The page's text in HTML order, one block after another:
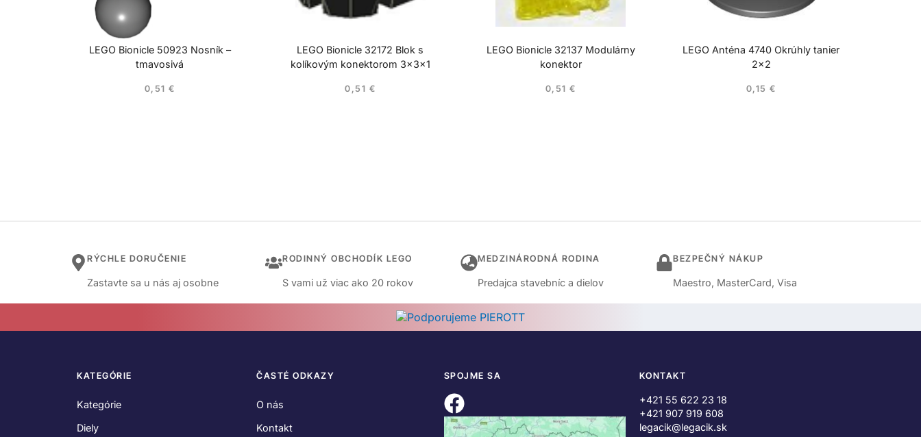
LEGO Bionicle 50923 Nosník –
tmavosivá
0,51€
LEGO Bionicle 32172 Blok s
kolíkovým konektorom 3x3x1
0,51 €
LEGO Bionicle 32137 Modulárny
konektor
0,51€
LEGO Anténa 4740 Okrúhly tanier
2×2
0,15€
RÝCHLE DORUČENIE
Zastavte sa u nás aj osobne
RODINNÝ OBCHODÍK LEGO
S vami už viac ako 20 rokov
MEDZINÁRODNÁ RODINA
Predajca stavebníc a dielov
BEZPEČNÝ NÁKUP
Maestro, MasterCard, Visa
KATEGÓRIE
Kategórie
Diely
ČASTÉ ODKAZY
O nás
Kontakt
SPOJME SA KONTAKT
+421 55 622 23 18
+421 907 919 608
legacik@legacik.sk